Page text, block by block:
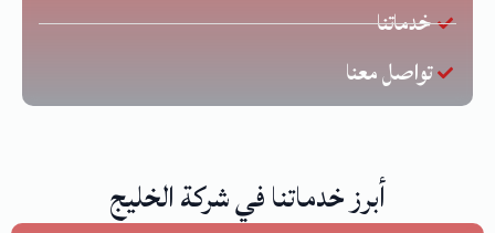
خدماتنا
تواصل معنا
أبرز خدماتنا في شركة الخليج